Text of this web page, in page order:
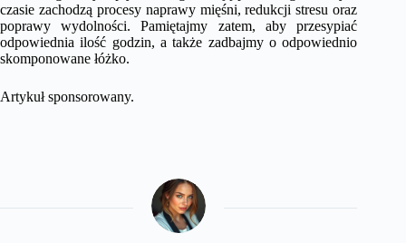
czasie zachodzą procesy naprawy mięśni, redukcji stresu oraz
poprawy wydolności. Pamiętajmy zatem, aby przesypiać
odpowiednia ilość godzin, a także zadbajmy o odpowiednio
skomponowane łóżko.
Artykuł sponsorowany.